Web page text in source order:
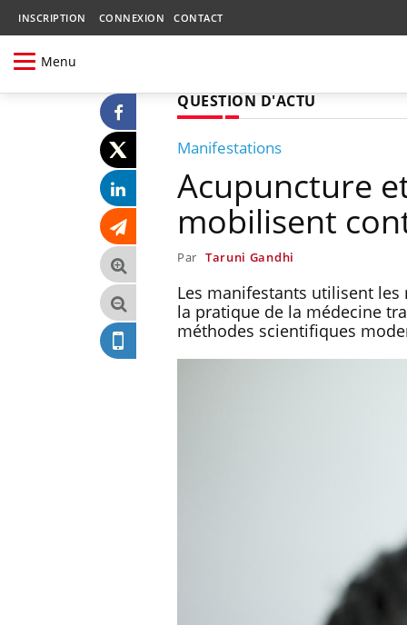
INSCRIPTION CONNEXION CONTACT
Menu
QUESTION D'ACTU
Manifestations
Acupuncture
mobilisent
Par Taruni Gandhi
Les manifestants utilisent
la pratique de la médecine
méthodes scientifiques